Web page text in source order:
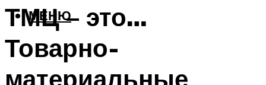
МЕНЮ
ТМЦ – это…
Товарно-
материальные